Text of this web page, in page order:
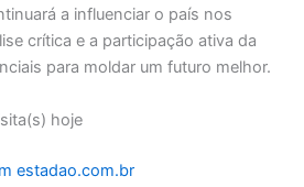
a influenciar o país nos
crítica e a participação ativa da
para moldar um futuro melhor.
hoje
estadao.com.br